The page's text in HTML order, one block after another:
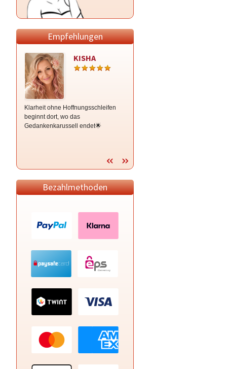
Empfehlungen
KISHA
Klarheit ohne Hoffnungsschleifen
beginnt dort, wo das
Gedankenkarussell endet🌟
Bezahlmethoden